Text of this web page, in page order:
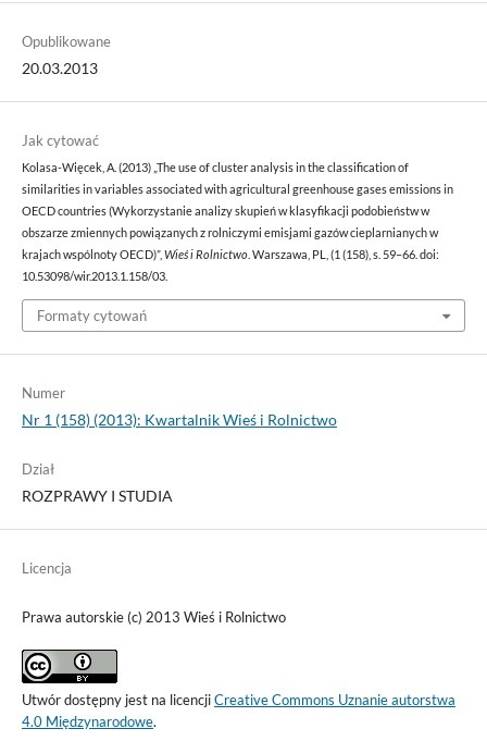
Opublikowane
20.03.2013
Jak cytować
Kolasa-Więcek, A. (2013) „The use of cluster analysis in the classification of
similarities in variables associated with agricultural greenhouse gases emissions in
OECD countries (Wykorzystanie analizy skupień w klasyfikacji podobieństw w
obszarze zmiennych powiązanych z rolniczymi emisjami gazów cieplarnianych w
krajach wspólnoty OECD)”,Wieś i Rolnictwo. Warszawa, PL, (1 (158), s. 59–66. doi:
10.53098/wir.2013.1.158/03.
Formaty cytowań
Numer
Nr 1 (158) (2013): Kwartalnik Wieś i Rolnictwo
Dział
ROZPRAWY I STUDIA
Licencja
Prawa autorskie (c) 2013 Wieś i Rolnictwo
Utwór dostępny jest na licencjiCreative Commons Uznanie autorstwa
4.0 Międzynarodowe.